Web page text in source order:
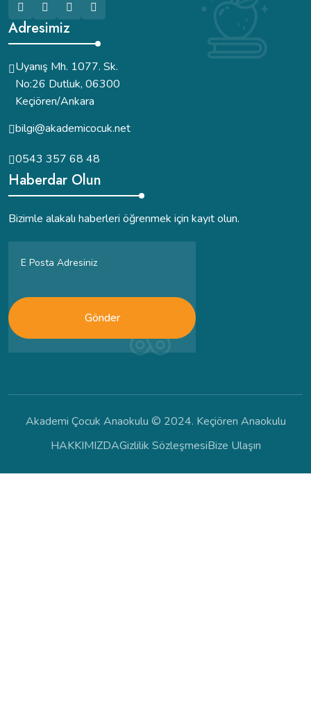
Adresimiz
Uyanış Mh. 1077. Sk.
No:26 Dutluk, 06300
Keçiören/Ankara
bilgi@akademicocuk.net
0543 357 68 48
Haberdar Olun
Bizimle alakalı haberleri öğrenmek için kayıt olun.
Gönder
Akademi Çocuk Anaokulu © 2024. Keçiören Anaokulu
HAKKIMIZDAGizlilik SözleşmesiBize Ulaşın